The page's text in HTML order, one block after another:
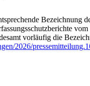
Bezeichnung
vorläufig die
2026/